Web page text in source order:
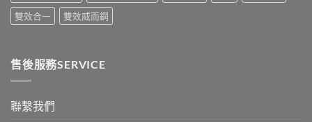
雙效合一
雙效威而鋼
售後服務SERVICE
聯繫我們